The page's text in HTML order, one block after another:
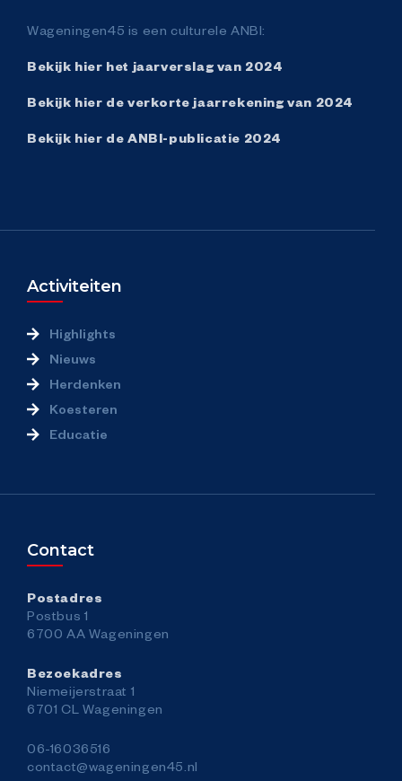
Wageningen45 is een culturele ANBI:
Bekijk hier het jaarverslag van 2024
Bekijk hier de verkorte jaarrekening van 2024
Bekijk hier de ANBI-publicatie 2024
Activiteiten
Highlights
Nieuws
Herdenken
Koesteren
Educatie
Contact
Postadres
Postbus 1
6700 AA Wageningen
Bezoekadres
Niemeijerstraat 1
6701 CL Wageningen
06-16036516
contact@wageningen45.nl